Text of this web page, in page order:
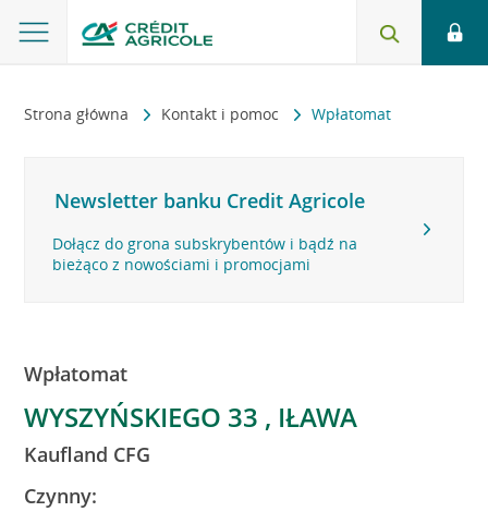
Strona główna Kontakt i pomoc Wpłatomat
Newsletter banku Credit Agricole
Dołącz do grona subskrybentów i bądź na
bieżąco z nowościami i promocjami
Wpłatomat
WYSZYŃSKIEGO 33 , IŁAWA
Kaufland CFG
Czynny: